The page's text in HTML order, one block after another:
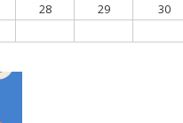
28 29
30